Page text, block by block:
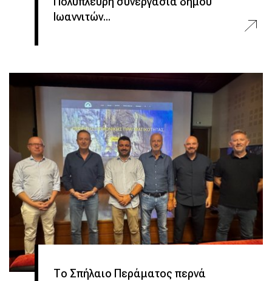
Ιωαννιτών...
Το Σπήλαιο Περάματος περνά